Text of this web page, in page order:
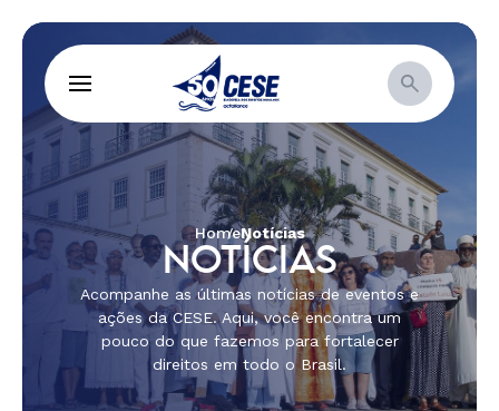
HomeNotícias
NOTÍCIAS
Acompanhe as últimas notícias de eventos e
ações da CESE. Aqui, você encontra um
pouco do que fazemos para fortalecer
direitos em todo o Brasil.